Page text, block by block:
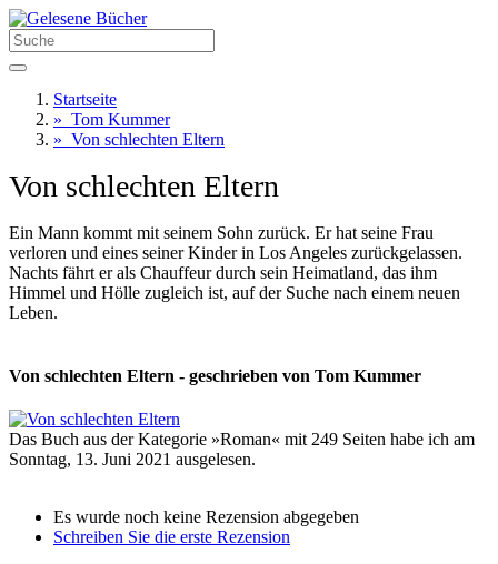
Startseite
» Tom Kummer
» Von schlechten Eltern
Von schlechten Eltern
Ein Mann kommt mit seinem Sohn zurück. Er hat seine Frau
verloren und eines seiner Kinder in Los Angeles zurückgelassen.
Nachts fährt er als Chauffeur durch sein Heimatland, das ihm
Himmel und Hölle zugleich ist, auf der Suche nach einem neuen
Leben.
Von schlechten Eltern - geschrieben von Tom Kummer
Das Buch aus der Kategorie »Roman« mit 249 Seiten habe ich am
Sonntag, 13. Juni 2021 ausgelesen.
Es wurde noch keine Rezension abgegeben
Schreiben Sie die erste Rezension